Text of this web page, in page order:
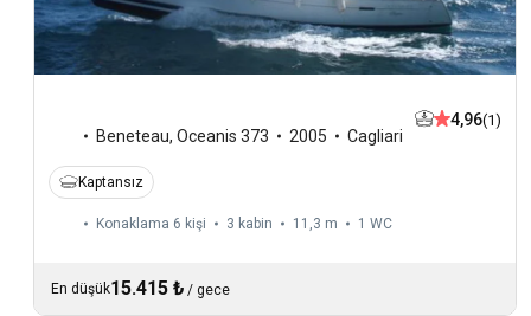
Beneteau, Oceanis 373 2005 Cagliari
4,96(1)
Kaptansız
Konaklama 6 kişi 3 kabin 11,3 m 1 WC
En düşük15.415 ₺ / gece